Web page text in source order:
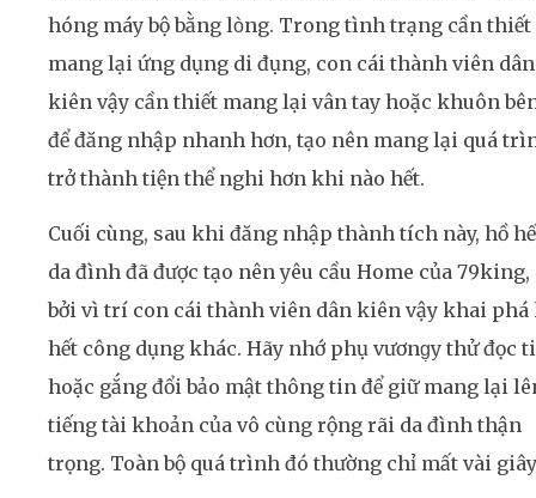
hóng máy bộ bằng lòng. Trong tình trạng cần thiết
mang lại ứng dụng di đụng, con cái thành viên dân
kiên vậy cần thiết mang lại vân tay hoặc khuôn
để đăng nhập nhanh hơn, tạo nên mang lại quá
trở thành tiện thể nghi hơn khi nào hết.
Cuối cùng, sau khi đăng nhập thành tích này, hồ
da đình đã được tạo nên yêu cầu Home của 79king,
bởi vì trí con cái thành viên dân kiên vậy khai phá
hết công dụng khác. Hãy nhớ phụ vương̣y thử đọc
hoặc gắng đổi bảo mật thông tin để giữ mang lại
tiếng tài khoản của vô cùng rộng rãi da đình thận
trọng. Toàn bộ quá trình đó thường chỉ mất vài giây